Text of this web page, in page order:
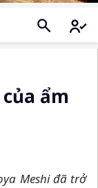
ẩm
Meshi đã trở